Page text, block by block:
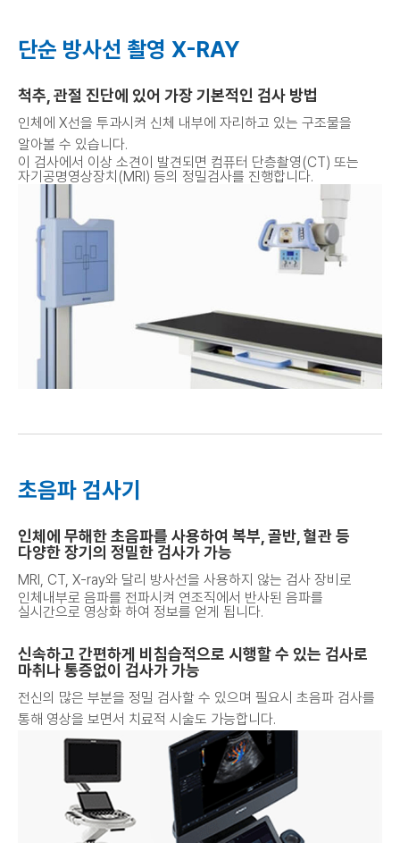
단순 방사선 촬영 X-RAY
척추, 관절 진단에 있어 가장 기본적인 검사 방법
인체에 X선을 투과시켜 신체 내부에 자리하고 있는 구조물을
알아볼 수 있습니다.
이 검사에서 이상 소견이 발견되면 컴퓨터 단층촬영(CT) 또는
자기공명영상장치(MRI) 등의 정밀검사를 진행합니다.
초음파 검사기
인체에 무해한 초음파를 사용하여 복부, 골반, 혈관 등
다양한 장기의 정밀한 검사가 가능
MRI, CT, X-ray와 달리 방사선을 사용하지 않는 검사 장비로
인체내부로 음파를 전파시켜 연조직에서 반사된 음파를
실시간으로 영상화 하여 정보를 얻게 됩니다.
신속하고 간편하게 비침습적으로 시행할 수 있는 검사로
마취나 통증없이 검사가 가능
전신의 많은 부분을 정밀 검사할 수 있으며 필요시 초음파 검사를
통해 영상을 보면서 치료적 시술도 가능합니다.